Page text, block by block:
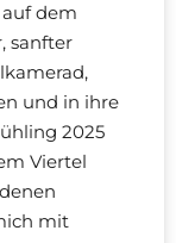
dem
sanfter
und in ihre
2025
Viertel
mit